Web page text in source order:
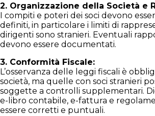
2. Organizzazione della Società e
I compiti e poteri dei soci devono
definiti, in particolare i limiti di
dirigenti sono stranieri. Eventuali
devono essere documentati.
3. Conformità Fiscale:
L’osservanza delle leggi fiscali è
società, ma quelle con soci stranieri
soggette a controlli supplementari.
e-libro contabile, e-fattura e
essere corretti e puntuali.